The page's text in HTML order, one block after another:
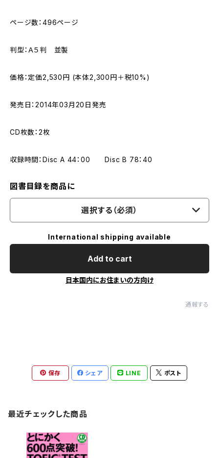
ページ数：496ページ
判型：Ａ５判 並製
価格：定価2,530円 (本体2,300円＋税10%)
発売日：2014年03月20日発売
CD枚数：2枚
収録時間：Disc A 44：00 Disc B 78：40
図書目録を商品に
選択する（必須）
International shipping available
Add to cart
日本国内にお住まいの方向け
通報する
保存 シェア LINE ポスト
最近チェックした商品